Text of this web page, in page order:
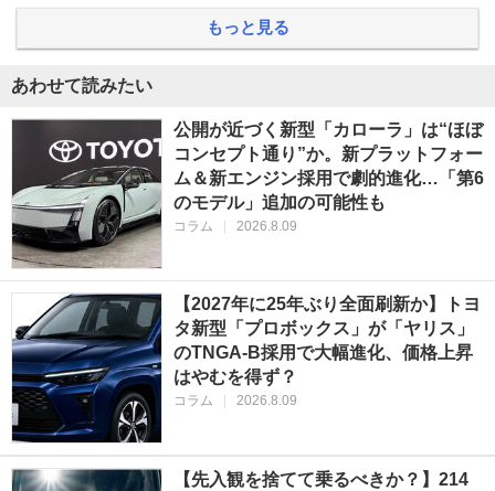
もっと見る
あわせて読みたい
公開が近づく新型「カローラ」は“ほぼ
コンセプト通り”か。新プラットフォー
ム＆新エンジン採用で劇的進化…「第6
のモデル」追加の可能性も
コラム 2026.8.09
【2027年に25年ぶり全面刷新か】トヨ
タ新型「プロボックス」が「ヤリス」
のTNGA-B採用で大幅進化、価格上昇
はやむを得ず？
コラム 2026.8.09
【先入観を捨てて乗るべきか？】214